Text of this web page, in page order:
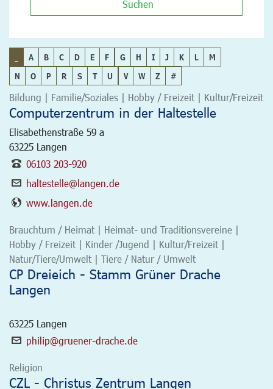
Suchen
A B C D E F G H I J K L
M
N
O P R S T U V W Z #
Bildung | Familie/Soziales | Hobby / Freizeit | Kultur/Freizeit
Computerzentrum in der Haltestelle
Elisabethenstraße 59 a
63225 Langen
06103 203-920
haltestelle@langen.de
www.langen.de
Brauchtum / Heimat | Heimat- und Traditionsvereine |
Hobby / Freizeit | Kinder /Jugend | Kultur/Freizeit |
Natur/Tiere/Umwelt | Tiere / Natur / Umwelt
CP Dreieich - Stamm Grüner Drache
Langen
63225 Langen
philip@gruener-drache.de
Religion
CZL - Christus Zentrum Langen